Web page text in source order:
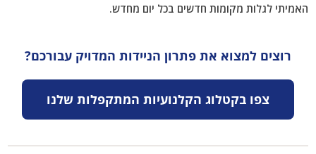
האמיתי לגלות מקומות חדשים בכל יום מחדש.
רוצים למצוא את פתרון הניידות המדויק עבורכם?
צפו בקטלוג הקלנועיות המתקפלות שלנו